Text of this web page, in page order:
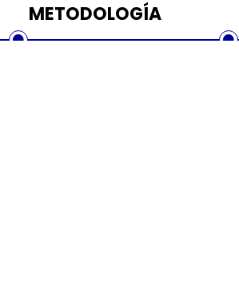
METODOLOGÍA